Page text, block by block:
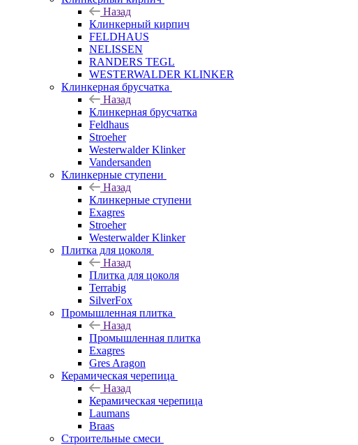
Назад
Клинкерный кирпич
FELDHAUS
NELISSEN
RANDERS TEGL
WESTERWALDER KLINKER
Клинкерная брусчатка
Назад
Клинкерная брусчатка
Feldhaus
Stroeher
Westerwalder Klinker
Vandersanden
Клинкерные ступени
Назад
Клинкерные ступени
Exagres
Stroeher
Westerwalder Klinker
Плитка для цоколя
Назад
Плитка для цоколя
Terrabig
SilverFox
Промышленная плитка
Назад
Промышленная плитка
Exagres
Gres Aragon
Керамическая черепица
Назад
Керамическая черепица
Laumans
Braas
Строительные смеси